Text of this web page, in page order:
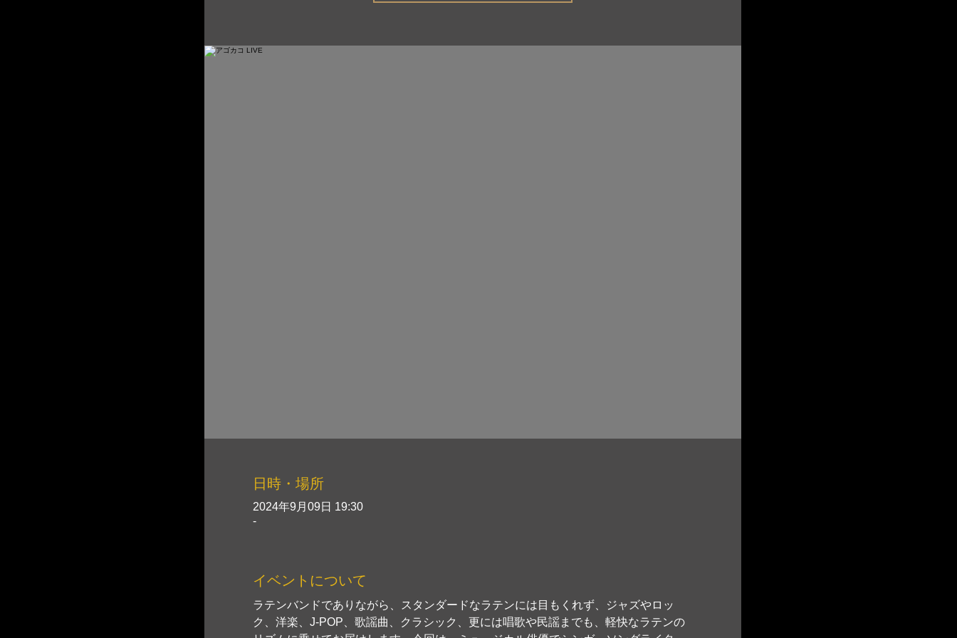
日時・場所
2024年9月09日 19:30
-
イベントについて
ラテンバンドでありながら、スタンダードなラテンには目もくれず、ジャズやロッ
ク、洋楽、J-POP、歌謡曲、クラシック、更には唱歌や民謡までも、軽快なラテンの